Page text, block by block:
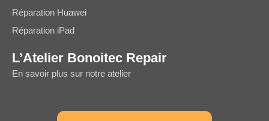
Réparation Huawei
Réparation iPad
L’Atelier Bonoitec Repair
En savoir plus sur notre atelier